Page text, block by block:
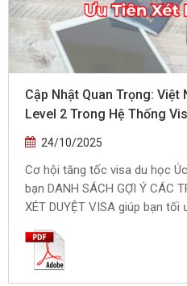
Cập Nhật Quan Trọng:
Level 2 Trong Hệ Thống
24/10/2025
Cơ hội tăng tốc visa du học
bạn DANH SÁCH GỢI Ý CÁC
XÉT DUYỆT VISA giúp bạn tối